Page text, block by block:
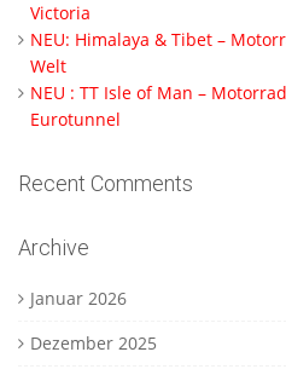
Victoria
NEU: Himalaya & Tibet –
Welt
NEU : TT Isle of Man –
Eurotunnel
Recent Comments
Archive
Januar 2026
Dezember 2025